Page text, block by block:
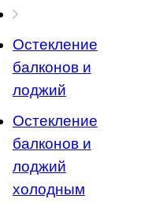
Остекление
балконов и
лоджий
Остекление
балконов и
лоджий
холодным